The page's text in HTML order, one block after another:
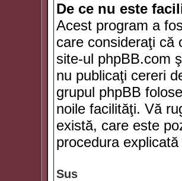
De ce nu este
Acest program a
care consideraţi că
site-ul phpBB.com
nu publicaţi cereri
grupul phpBB
noile facilităţi. Vă
există, care este
procedura explicată
Sus